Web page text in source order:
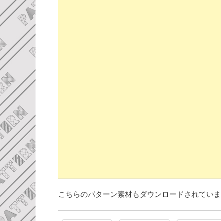
こちらのパターン素材もダウンロードされてい